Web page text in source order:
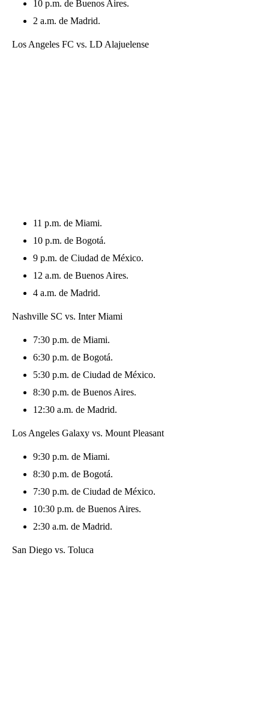
10 p.m. de Buenos Aires.
2 a.m. de Madrid.
Los Angeles FC vs. LD Alajuelense
11 p.m. de Miami.
10 p.m. de Bogotá.
9 p.m. de Ciudad de México.
12 a.m. de Buenos Aires.
4 a.m. de Madrid.
Nashville SC vs. Inter Miami
7:30 p.m. de Miami.
6:30 p.m. de Bogotá.
5:30 p.m. de Ciudad de México.
8:30 p.m. de Buenos Aires.
12:30 a.m. de Madrid.
Los Angeles Galaxy vs. Mount Pleasant
9:30 p.m. de Miami.
8:30 p.m. de Bogotá.
7:30 p.m. de Ciudad de México.
10:30 p.m. de Buenos Aires.
2:30 a.m. de Madrid.
San Diego vs. Toluca